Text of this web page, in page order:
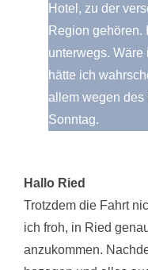
Hotel, zu der
Region gehören.
unterwegs. Wäre
hätte ich
allem wegen des
Sonntag.
Hallo Ried
Trotzdem die Fahrt
ich froh, in Ried
anzukommen.